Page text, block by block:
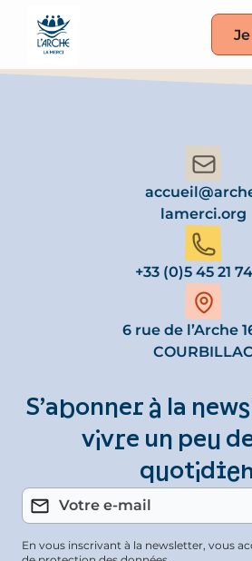
lamerci.org
+33 (0)5 45 21
6 rue de l’Arche
COURBILLAC
S’abonner à la
vivre un peu
En vous inscrivant à la newsletter, vous